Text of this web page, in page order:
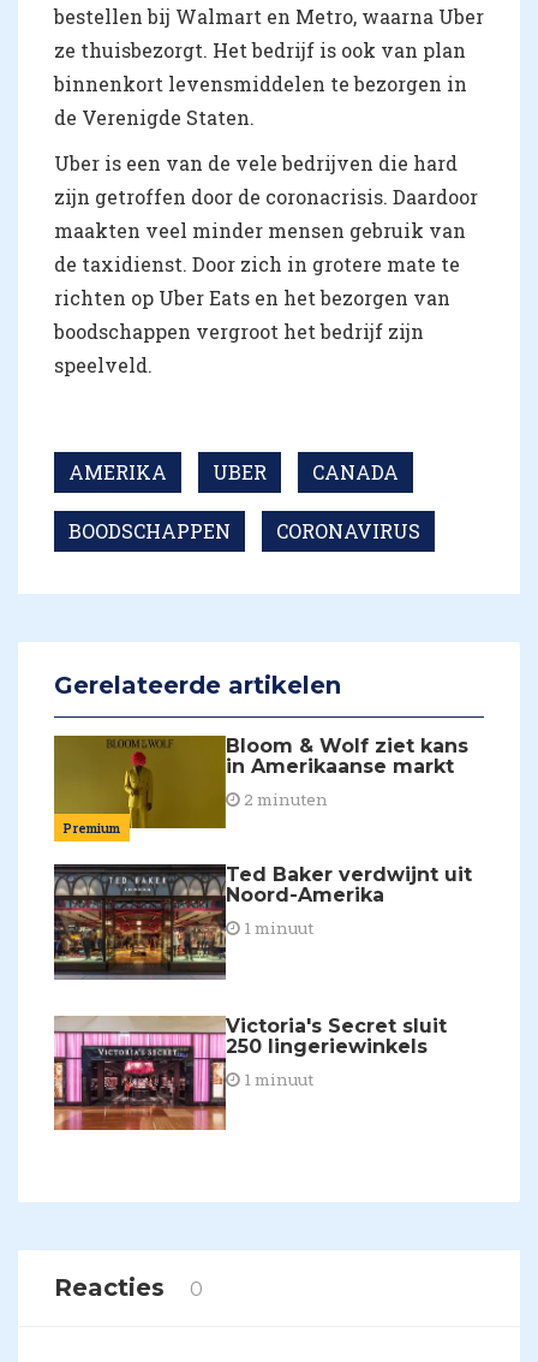
bestellen bij Walmart en Metro, waarna Uber
ze thuisbezorgt. Het bedrijf is ook van plan
binnenkort levensmiddelen te bezorgen in
de Verenigde Staten.
Uber is een van de vele bedrijven die hard
zijn getroffen door de coronacrisis. Daardoor
maakten veel minder mensen gebruik van
de taxidienst. Door zich in grotere mate te
richten op Uber Eats en het bezorgen van
boodschappen vergroot het bedrijf zijn
speelveld.
AMERIKA UBER CANADA
BOODSCHAPPEN CORONAVIRUS
Gerelateerde artikelen
Premium
Bloom & Wolf ziet kans
in Amerikaanse markt
2 minuten
Ted Baker verdwijnt uit
Noord-Amerika
1 minuut
Victoria's Secret sluit
250 lingeriewinkels
1 minuut
Reacties 0